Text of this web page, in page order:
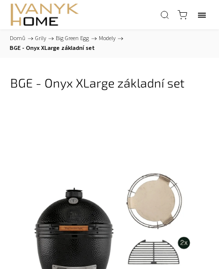
Domů / Grily / Big Green Egg / Modely /
BGE - Onyx XLarge základní set
BGE - Onyx XLarge základní set